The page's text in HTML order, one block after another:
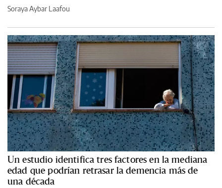
Soraya Aybar Laafou
Un estudio identifica tres factores en la mediana
edad que podrían retrasar la demencia más de
una década